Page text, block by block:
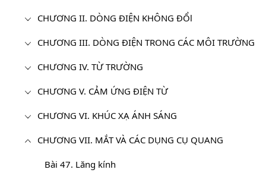
CHƯƠNG II. DÒNG ĐIỆN KHÔNG ĐỔl
CHƯƠNG III. DÒNG ĐIỆN TRONG CÁC MÔI TRƯỜNG
CHƯƠNG IV. TỪ TRƯỜNG
CHƯƠNG V. CẢM ỨNG ĐIỆN TỪ
CHƯƠNG VI. KHÚC XẠ ÁNH SÁNG
CHƯƠNG VII. MẮT VÀ CÁC DỤNG CỤ QUANG
Bài 47. Lăng kính